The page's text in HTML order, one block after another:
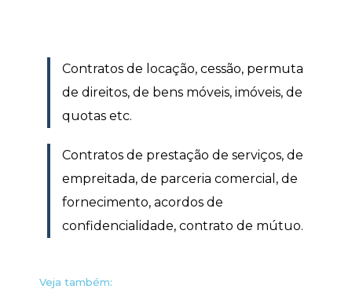
Contratos de locação, cessão, permuta
de direitos, de bens móveis, imóveis, de
quotas etc.
Contratos de prestação de serviços, de
empreitada, de parceria comercial, de
fornecimento, acordos de
confidencialidade, contrato de mútuo.
Veja também: